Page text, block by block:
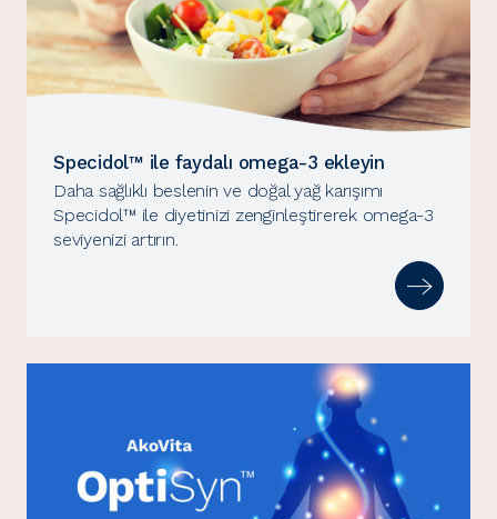
Specidol™ ile faydalı omega-3 ekleyin
Daha sağlıklı beslenin ve doğal yağ karışımı
Specidol™ ile diyetinizi zenginleştirerek omega-3
seviyenizi artırın.